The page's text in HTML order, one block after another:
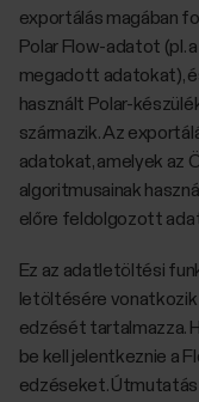
exportálás magában
Polar Flow-adatot (pl.
megadott adatokat),
használt Polar-
származik. Az
adatokat, amelyek az
algoritmusainak
előre feldolgozott
Ez az adatletöltési
letöltésére vonatkozik
edzését tartalmazza.
be kell jelentkeznie a
edzéseket.